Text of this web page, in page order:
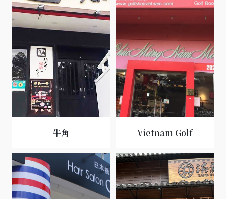
牛角 Vietnam Golf